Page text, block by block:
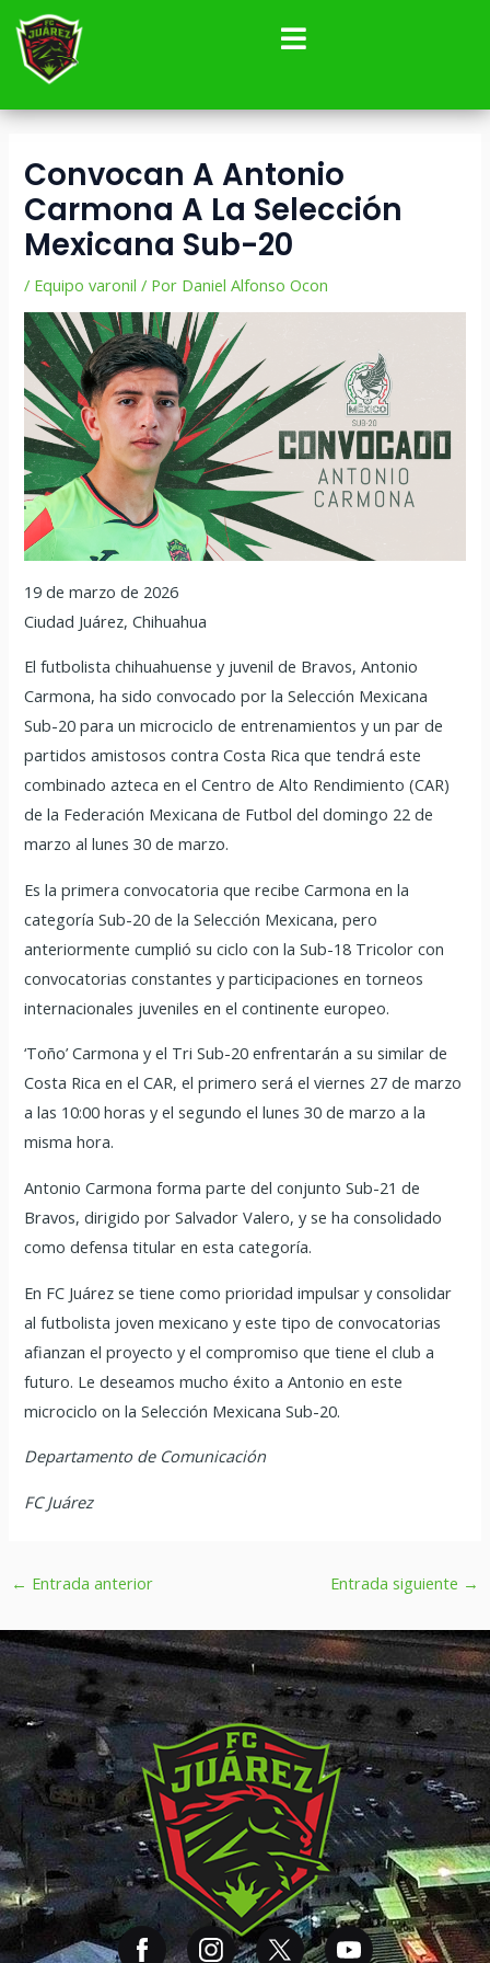
contenido
Convocan A Antonio
Carmona A La Selección
Mexicana Sub-20
/ Equipo varonil / Por Daniel Alfonso Ocon
19 de marzo de 2026
Ciudad Juárez, Chihuahua
El futbolista chihuahuense y juvenil de Bravos, Antonio
Carmona, ha sido convocado por la Selección Mexicana
Sub-20 para un microciclo de entrenamientos y un par de
partidos amistosos contra Costa Rica que tendrá este
combinado azteca en el Centro de Alto Rendimiento (CAR)
de la Federación Mexicana de Futbol del domingo 22 de
marzo al lunes 30 de marzo.
Es la primera convocatoria que recibe Carmona en la
categoría Sub-20 de la Selección Mexicana, pero
anteriormente cumplió su ciclo con la Sub-18 Tricolor con
convocatorias constantes y participaciones en torneos
internacionales juveniles en el continente europeo.
‘Toño’ Carmona y el Tri Sub-20 enfrentarán a su similar de
Costa Rica en el CAR, el primero será el viernes 27 de marzo
a las 10:00 horas y el segundo el lunes 30 de marzo a la
misma hora.
Antonio Carmona forma parte del conjunto Sub-21 de
Bravos, dirigido por Salvador Valero, y se ha consolidado
como defensa titular en esta categoría.
En FC Juárez se tiene como prioridad impulsar y consolidar
al futbolista joven mexicano y este tipo de convocatorias
afianzan el proyecto y el compromiso que tiene el club a
futuro. Le deseamos mucho éxito a Antonio en este
microciclo on la Selección Mexicana Sub-20.
Departamento de Comunicación
FC Juárez
Navegación
de
entradas
← Entrada anterior Entrada siguiente →